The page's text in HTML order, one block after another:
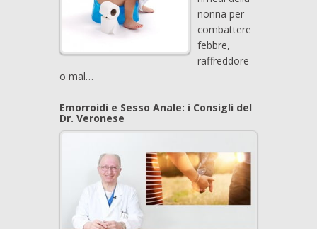
nonna per
combattere
febbre,
raffreddore
o mal…
Emorroidi e Sesso Anale: i Consigli del
Dr. Veronese